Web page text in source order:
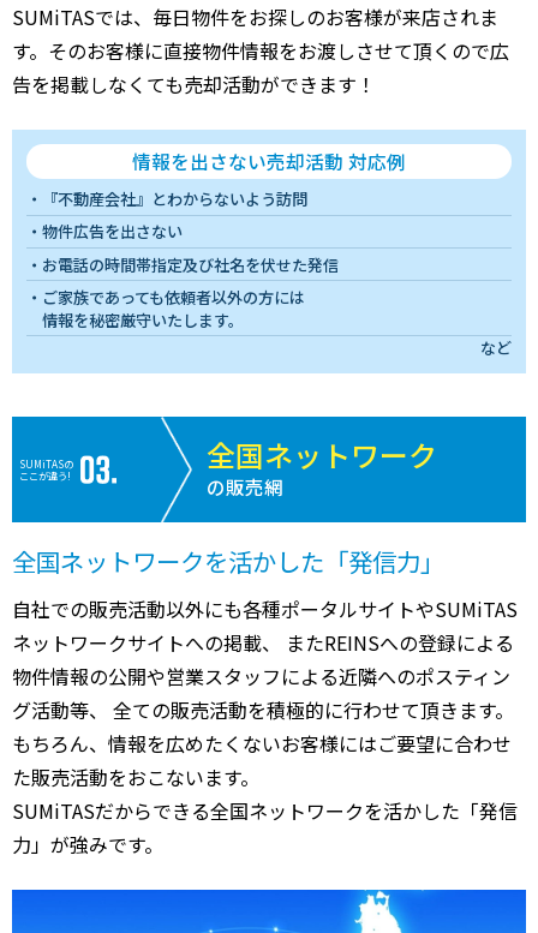
SUMiTASでは、毎日物件をお探しのお客様が来店されま
す。そのお客様に直接物件情報をお渡しさせて頂くので広
告を掲載しなくても売却活動ができます！
情報を出さない売却活動 対応例
『不動産会社』とわからないよう訪問
物件広告を出さない
お電話の時間帯指定及び社名を伏せた発信
ご家族であっても依頼者以外の方には
情報を秘密厳守いたします。
など
SUMiTASの
ここが違う!
全国ネットワーク
の販売網
全国ネットワークを活かした「発信力」
自社での販売活動以外にも各種ポータルサイトやSUMiTAS
ネットワークサイトへの掲載、 またREINSへの登録による
物件情報の公開や営業スタッフによる近隣へのポスティン
グ活動等、 全ての販売活動を積極的に行わせて頂きます。
もちろん、情報を広めたくないお客様にはご要望に合わせ
た販売活動をおこないます。
SUMiTASだからできる全国ネットワークを活かした「発信
力」が強みです。